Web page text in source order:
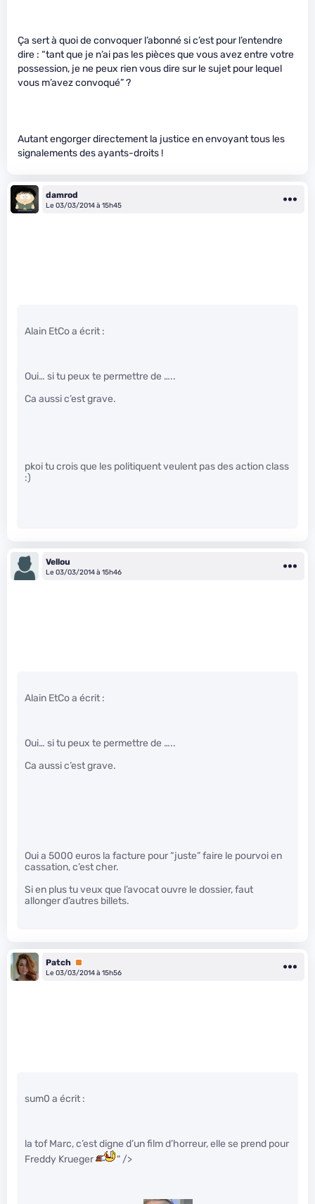
Ça sert à quoi de convoquer l’abonné si c’est pour l’entendre
dire : “tant que je n’ai pas les pièces que vous avez entre votre
possession, je ne peux rien vous dire sur le sujet pour lequel
vous m’avez convoqué” ?
Autant engorger directement la justice en envoyant tous les
signalements des ayants-droits !
damrod
Le 03/03/2014 à 15h45
Alain EtCo a écrit :
Oui… si tu peux te permettre de …..
Ca aussi c’est grave.
pkoi tu crois que les politiquent veulent pas des action class
:)
Vellou
Le 03/03/2014 à 15h46
Alain EtCo a écrit :
Oui… si tu peux te permettre de …..
Ca aussi c’est grave.
Oui a 5000 euros la facture pour “juste” faire le pourvoi en
cassation, c’est cher.
Si en plus tu veux que l’avocat ouvre le dossier, faut
allonger d’autres billets.
Patch Premium
Le 03/03/2014 à 15h56
sum0 a écrit :
la tof Marc, c’est digne d’un film d’horreur, elle se prend pour
Freddy Krueger
" />